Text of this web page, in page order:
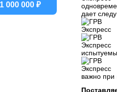
1 000 000 ₽
дает
важно при